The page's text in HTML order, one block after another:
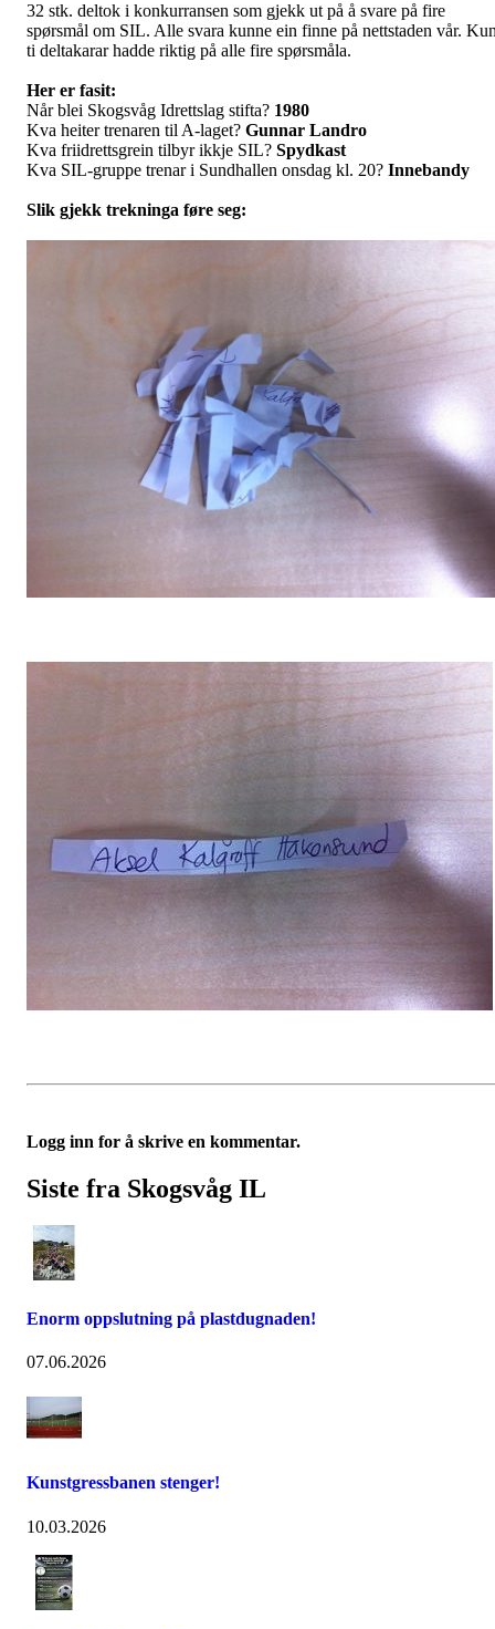
32 stk. deltok i konkurransen som gjekk ut på å svare på fire
spørsmål om SIL. Alle svara kunne ein finne på nettstaden vår.
ti deltakarar hadde riktig på alle fire spørsmåla.
Her er fasit:
Når blei Skogsvåg Idrettslag stifta? 1980
Kva heiter trenaren til A-laget? Gunnar Landro
Kva friidrettsgrein tilbyr ikkje SIL? Spydkast
Kva SIL-gruppe trenar i Sundhallen onsdag kl. 20? Innebandy
Slik gjekk trekninga føre seg:
Logg inn for å skrive en kommentar.
Siste fra Skogsvåg IL
Enorm oppslutning på plastdugnaden!
07.06.2026
Kunstgressbanen stenger!
10.03.2026